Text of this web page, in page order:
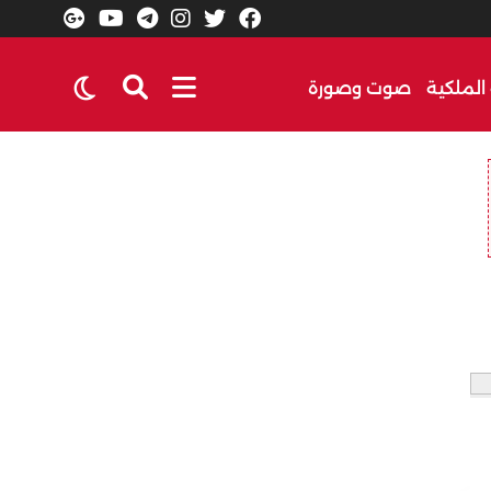
صوت وصورة